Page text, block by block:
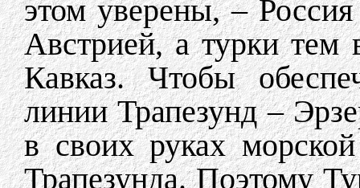
этом уверены, –
Австрией, а турки тем
Кавказ. Чтобы
линии Трапезунд –
в своих руках
Трапезунда. Поэтому